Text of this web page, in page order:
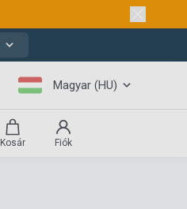
Magyar (HU)
Kosár Fiók